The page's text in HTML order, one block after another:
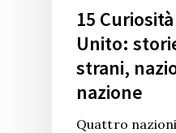
15
Unito:
strani,
nazione
Quattro